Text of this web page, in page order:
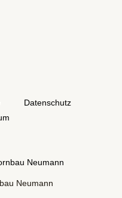
Datenschutz
Neumann
Neumann